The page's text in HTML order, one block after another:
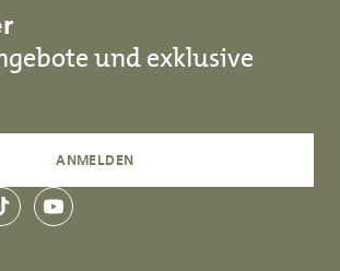
und exklusive
ANMELDEN
TikTokYouTube